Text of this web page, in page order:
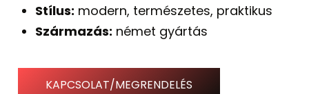
Stílus: modern, természetes, praktikus
Származás: német gyártás
KAPCSOLAT/MEGRENDELÉS